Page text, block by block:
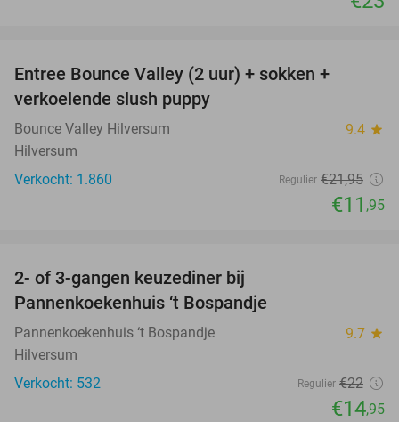
Entree Bounce Valley (2 uur) + sokken +
verkoelende slush puppy
Bounce Valley Hilversum 9.4 star
Hilversum
Verkocht: 1.860
Regulier €21,95
€11 ,95
2- of 3-gangen keuzediner bij
Pannenkoekenhuis ‘t Bospandje
Pannenkoekenhuis ‘t Bospandje 9.7 star
Hilversum
Verkocht: 532
Regulier €22
€14,95